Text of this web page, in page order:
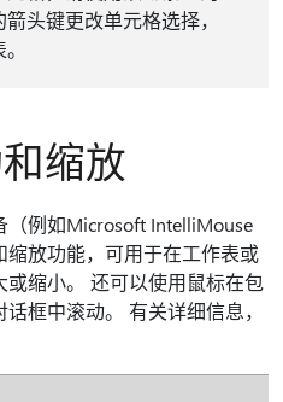
头键更改单元格选择，
缩放
例如Microsoft IntelliMouse
放功能，可用于在工作表或
缩小。 还可以使用鼠标在包
框中滚动。 有关详细信息，